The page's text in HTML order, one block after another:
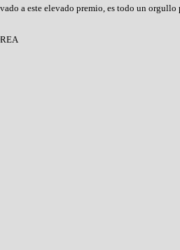
a este elevado premio, es todo un orgullo